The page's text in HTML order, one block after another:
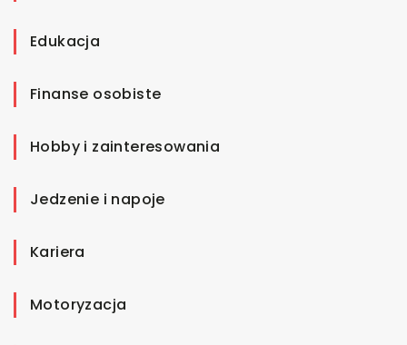
Edukacja
Finanse osobiste
Hobby i zainteresowania
Jedzenie i napoje
Kariera
Motoryzacja